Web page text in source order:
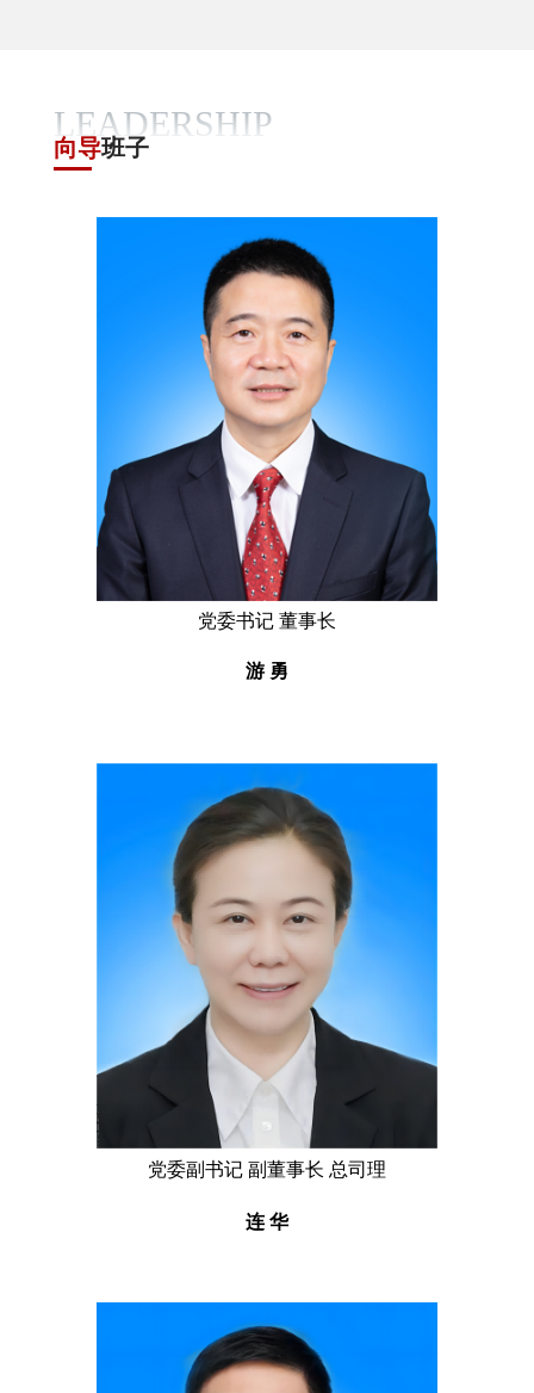
LEADERSHIP
向导班子
党委书记 董事长
游 勇
党委副书记 副董事长 总司理
连 华